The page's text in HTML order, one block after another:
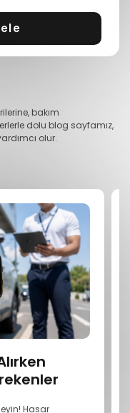
bakım
dolu blog sayfamız,
olur.
Hasar